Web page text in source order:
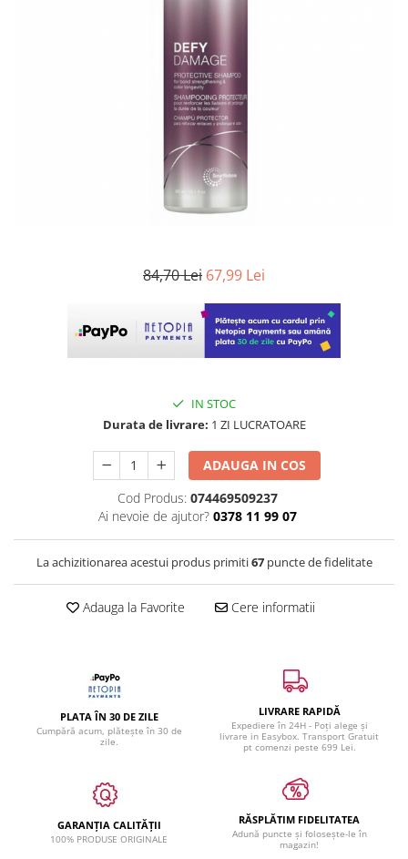
84,70 Lei 67,99 Lei
IN STOC
Durata de livrare: 1 ZI LUCRATOARE
ADAUGA IN COS
Cod Produs: 074469509237
Ai nevoie de ajutor? 0378 11 99 07
La achizitionarea acestui produs primiti67puncte de fidelitate
Adauga la Favorite Cere informatii
PLATA ÎN 30 DE ZILE
Cumpără acum, plătește în 30 de
zile.
LIVRARE RAPIDĂ
Expediere în 24H - Poți alege și
livrare in Easybox. Transport Gratuit
pt comenzi peste 699 Lei.
GARANȚIA CALITĂȚII
100% PRODUSE ORIGINALE
RĂSPLĂTIM FIDELITATEA
Adună puncte și folosește-le în
magazin!